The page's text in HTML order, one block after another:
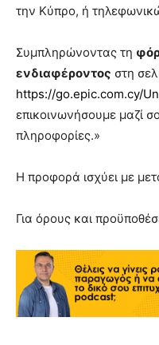
την Κύπρο, ή
Συμπληρώνοντας τη
ενδιαφέροντος στη
https://go.epic.com.cy/
επικοινωνήσουμε μαζί
πληροφορίες.»
Η προφορά ισχύει με
Για όρους και